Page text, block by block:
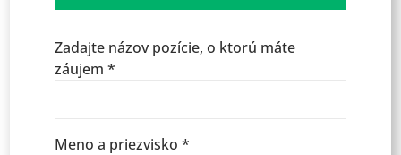
Zadajte názov pozície, o ktorú máte
záujem *
Meno a priezvisko *